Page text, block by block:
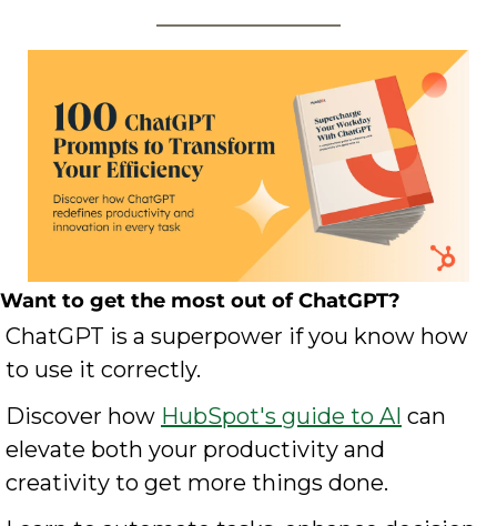
Want to get the most out of ChatGPT?
ChatGPT is a superpower if you know how
to use it correctly.
Discover how HubSpot's guide to AI can
elevate both your productivity and
creativity to get more things done.